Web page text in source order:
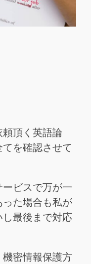
頂く英語論
を確認させて
ビスで万が一
た場合も私が
最後まで対応
密情報保護方